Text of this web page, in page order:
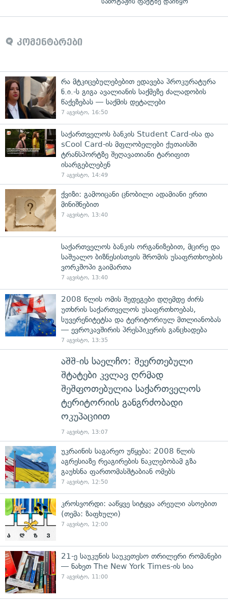
კომენტარები
რა მტკიცებულებებით ედავება პროკურატურა
ნ.ი.-ს გიგა ავალიანის საქმეზე ძალადობის
წაქეზებას — საქმის დეტალები
7 აგვისტო, 16:50
საქართველოს ბანკის Student Card-ისა და
sCool Card-ის მფლობელები ქუთაისში
ტრანსპორტზე შეღავათიანი ტარიფით
ისარგებლებენ
7 აგვისტო, 14:49
ქვიზი: გამოიცანი ცნობილი ადამიანი ერთი
მინიშნებით
7 აგვისტო, 13:40
საქართველოს ბანკის ორგანიზებით, მცირე და
საშუალო ბიზნესისთვის შრომის უსაფრთხოების
ვორკშოპი გაიმართა
7 აგვისტო, 13:40
2008 წლის ომის შედეგები დღემდე ძირს
უთხრის საქართველოს უსაფრთხოებას,
სუვერენიტეტსა და ტერიტორიულ მთლიანობას
— ევროკავშირის პრესპიკერის განცხადება
7 აგვისტო, 13:35
აშშ-ის საელჩო: შეერთებული
შტატები კვლავ ღრმად
შეშფოთებულია საქართველოს
ტერიტორიის განგრძობადი
ოკუპაციით
7 აგვისტო, 13:07
უკრაინის საგარეო უწყება: 2008 წლის
აგრესიაზე რეაგირების ნაკლებობამ გზა
გაუხსნა ფართომასშტაბიან ომებს
7 აგვისტო, 12:50
კროსვორდი: ააწყვე სიტყვა არეული ასოებით
(თემა: ზაფხული)
7 აგვისტო, 12:00
21-ე საუკუნის საუკეთესო თრილერი რომანები
— ნახეთ The New York Times-ის სია
7 აგვისტო, 11:00